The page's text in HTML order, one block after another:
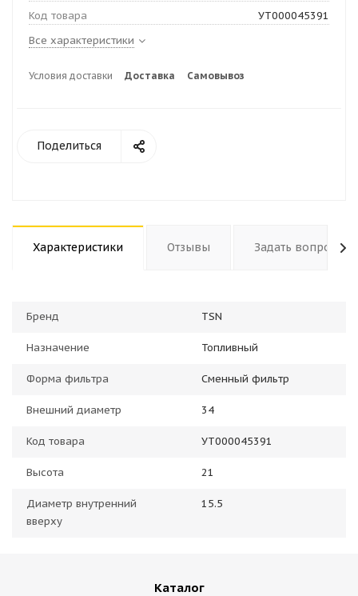
Код товара
УТ000045391
Все характеристики
Условия доставки Доставка Самовывоз
Поделиться
Характеристики Отзывы Задать вопрос
Бренд TSN
Назначение Топливный
Форма фильтра Сменный фильтр
Внешний диаметр 34
Код товара УТ000045391
Высота 21
Диаметр внутренний
вверху
15.5
Каталог